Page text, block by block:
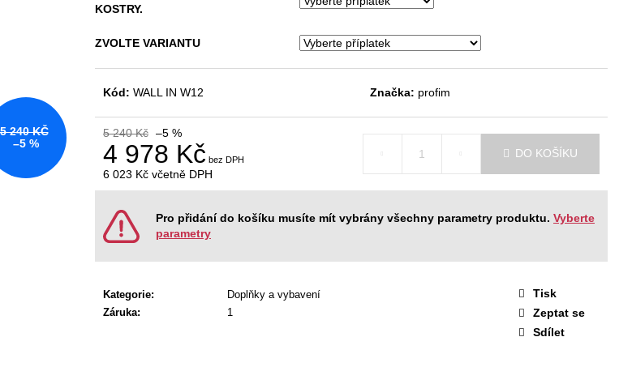
KOSTRY.
ZVOLTE VARIANTU
Kód: WALL IN W12 Značka: profim
5 240 Kč –5 %
4 978 Kč
6 023 Kč včetně DPH
Měrná
DO KOŠÍKU
Pro přidání do košíku musíte mít vybrány všechny parametry produktu. Vyberte
parametry
Kategorie:
Doplňky a vybavení
Záruka: 1
Tisk
Zeptat se
Sdílet
5 240 KČ
–5 %
GAME ŠÉF
NÁBYTKOVÁ SESTAVA EASY 1
22 967 Kč